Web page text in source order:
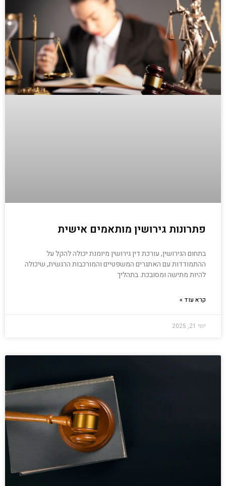
פתרונות גירושין מותאמים אישית
בתחום הגירושין, עורכת דין גירושין מיומנת יכולה להקל על
ההתמודדות עם האתגרים המשפטיים והמורכבות הרגשית, שיכולה
להיות מתישה ומסובכת. בתהליך
קרא עוד »
יוני 21, 2025